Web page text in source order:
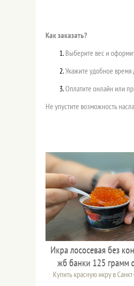
Как заказать?
Выберите вес и
Укажите удобное время
Оплатите онлайн или
Не упустите возможность
Икра лососевая без
жб банки 125 грамм
Купить красную икру в